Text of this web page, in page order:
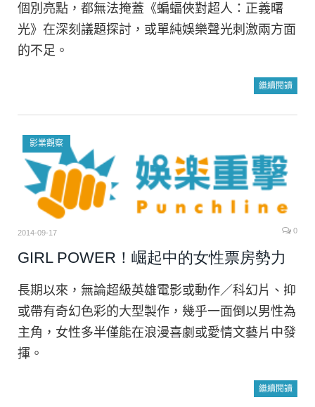
個別亮點，都無法掩蓋《蝙蝠俠對超人：正義曙
光》在深刻議題探討，或單純娛樂聲光刺激兩方面
的不足。
繼續閱讀
影業觀察
2014-09-17 0
GIRL POWER！崛起中的女性票房勢力
長期以來，無論超級英雄電影或動作／科幻片、抑
或帶有奇幻色彩的大型製作，幾乎一面倒以男性為
主角，女性多半僅能在浪漫喜劇或愛情文藝片中發
揮。
繼續閱讀